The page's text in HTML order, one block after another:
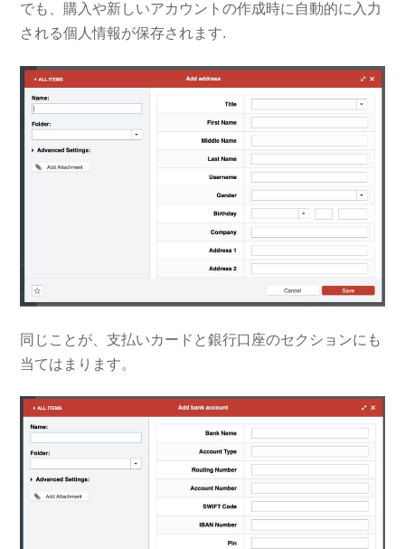
でも、購入や新しいアカウントの作成時に自動的に入力
される個人情報が保存されます.
同じことが、支払いカードと銀行口座のセクションにも
当てはまります。